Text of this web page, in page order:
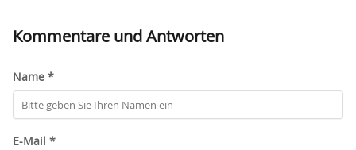
Kommentare und Antworten
Name *
E-Mail *